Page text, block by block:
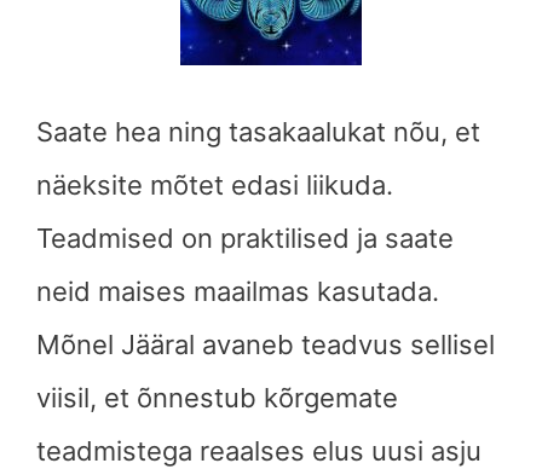
Saate hea ning tasakaalukat nõu, et
näeksite mõtet edasi liikuda.
Teadmised on praktilised ja saate
neid maises maailmas kasutada.
Mõnel Jääral avaneb teadvus sellisel
viisil, et õnnestub kõrgemate
teadmistega reaalses elus uusi asju